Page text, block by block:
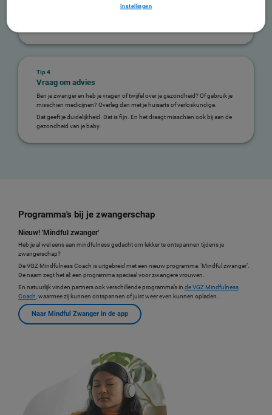
koopt vitamine D bij de drogist of apotheek.
Tip 4
Vraag om advies
Ben je zwanger en heb je vragen of twijfel over je gezondheid? Of gebruik je
misschien medicijnen? Overleg dan met je huisarts of verloskundige.
Dat geeft je duidelijkheid. Dat is fijn. En het draagt misschien ook bij aan de
gezondheid van je baby.
Programma's bij je zwangerschap
Nieuw! 'Mindful zwanger'
Heb je al wel eens aan mindfulness gedacht om lekker te ontspannen tijdens je
zwangerschap?
De VGZ Mindfulness Coach is uitgebreid met een nieuw programma: ‘Mindful zwanger’.
De naam zegt het al: een programma speciaal voor zwangere vrouwen.
En natuurlijk vinden partners ook verschillende programma’s in de VGZ Mindfulness
Coach, waarmee zij kunnen ontspannen of juist weer even kunnen opladen.
Naar Mindful Zwanger in de app
Instellingen